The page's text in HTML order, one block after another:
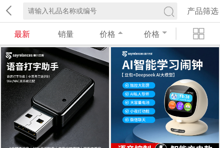
产品筛选
最新 销量 价格 价格